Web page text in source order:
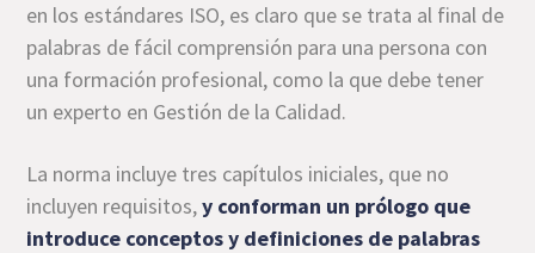
en los estándares ISO, es claro que se trata al final de
palabras de fácil comprensión para una persona con
una formación profesional, como la que debe tener
un experto en Gestión de la Calidad.
La norma incluye tres capítulos iniciales, que no
incluyen requisitos,y conforman un prólogo que
introduce conceptos y definiciones de palabras